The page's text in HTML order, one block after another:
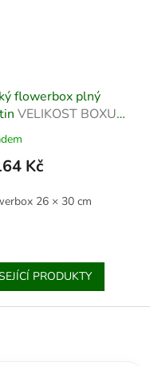
flowerbox plný
VELIKOST BOXU
30 cm
Kč
26 × 30 cm
PRODUKTY